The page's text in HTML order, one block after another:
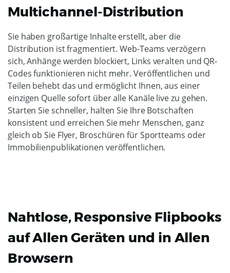
Multichannel-Distribution
Sie haben großartige Inhalte erstellt, aber die
Distribution ist fragmentiert. Web-Teams verzögern
sich, Anhänge werden blockiert, Links veralten und QR-
Codes funktionieren nicht mehr. Veröffentlichen und
Teilen behebt das und ermöglicht Ihnen, aus einer
einzigen Quelle sofort über alle Kanäle live zu gehen.
Starten Sie schneller, halten Sie Ihre Botschaften
konsistent und erreichen Sie mehr Menschen, ganz
gleich ob Sie Flyer, Broschüren für Sportteams oder
Immobilienpublikationen veröffentlichen.
Nahtlose, Responsive Flipbooks
auf Allen Geräten und in Allen
Browsern